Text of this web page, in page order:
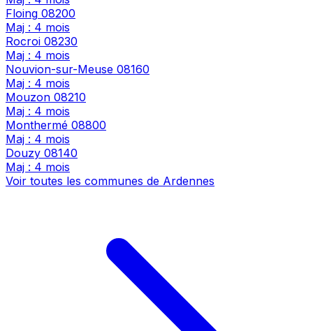
Floing 08200
Maj : 4 mois
Rocroi 08230
Maj : 4 mois
Nouvion-sur-Meuse 08160
Maj : 4 mois
Mouzon 08210
Maj : 4 mois
Monthermé 08800
Maj : 4 mois
Douzy 08140
Maj : 4 mois
Voir toutes les communes de Ardennes